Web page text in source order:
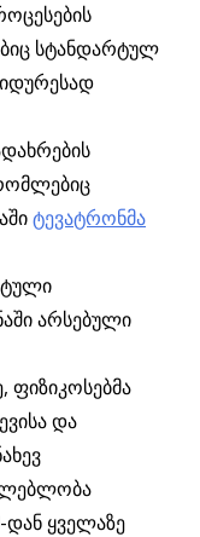
სტანდარტულ
ტევატრონმა
არსებული
ფიზიკოსებმა
და
დან ყველაზე